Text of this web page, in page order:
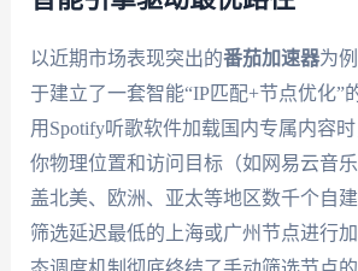
以近期市场表现突出的番茄加速器为
于建立了一套智能“IP匹配+节点优化”
用Spotify听歌软件加载国内专属内容
你物理位置和访问目标（如网易云音
盖北美、欧洲、亚太等地区数千个自
筛选延迟最低的上海或广州节点进行